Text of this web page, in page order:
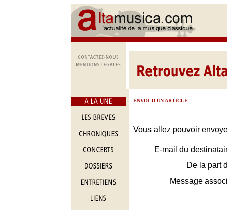
ENVOI D'UN ARTICLE
Vous allez pouvoir
E-mail du
De la part
Message